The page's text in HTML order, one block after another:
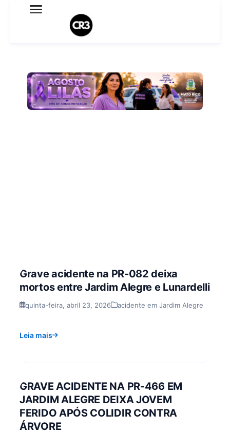
Expediente
Termo de Uso
Sobre o blog
Grave acidente na PR-082 deixa
mortos entre Jardim Alegre e Lunardelli
quinta-feira, abril 23, 2026 acidente em Jardim Alegre
Leia mais
GRAVE ACIDENTE NA PR-466 EM
JARDIM ALEGRE DEIXA JOVEM
FERIDO APÓS COLIDIR CONTRA
ÁRVORE